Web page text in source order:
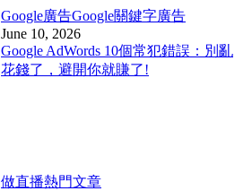
Google廣告Google關鍵字廣告
June 10, 2026
Google AdWords 10個常犯錯誤：別亂
花錢了，避開你就賺了!
做直播熱門文章